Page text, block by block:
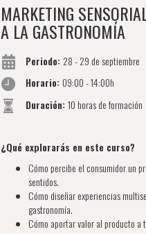
MARKETING
A LA GASTRONOMÍA
Periodo: 28 - 29 de septiembre
Horario: 09:00 - 14:00h
Duración: 10 horas de formación
¿Qué explorarás en este curso?
Cómo percibe el consumidor un
sentidos.
Cómo diseñar experiencias
gastronomía.
Cómo aportar valor al producto a